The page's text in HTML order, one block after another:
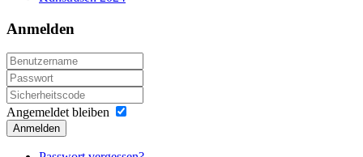
Anmelden
Angemeldet bleiben
Anmelden